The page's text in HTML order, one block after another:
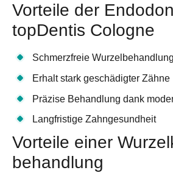
Vorteile der
topDentis Cologne
Schmerzfreie Wurzelbehandlung
Erhalt stark geschädigter Zähne
Präzise Behandlung dank
Langfristige Zahngesundheit
Vorteile einer
behandlung